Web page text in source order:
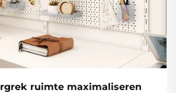
ruimte maximaliseren